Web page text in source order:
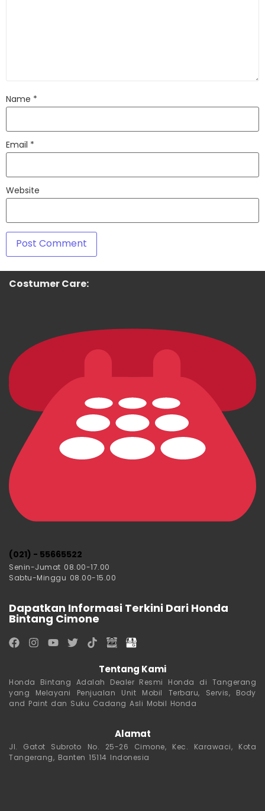
Name *
Email *
Website
Costumer Care:
(021) - 55665522
Senin-Jumat 08.00-17.00
Sabtu-Minggu 08.00-15.00
Dapatkan Informasi Terkini Dari Honda
Bintang Cimone
Tentang Kami
Honda Bintang Adalah Dealer Resmi Honda di Tangerang
yang Melayani Penjualan Unit Mobil Terbaru, Servis, Body
and Paint dan Suku Cadang Asli Mobil Honda
Alamat
Jl. Gatot Subroto No. 25-26 Cimone, Kec. Karawaci, Kota
Tangerang, Banten 15114 Indonesia